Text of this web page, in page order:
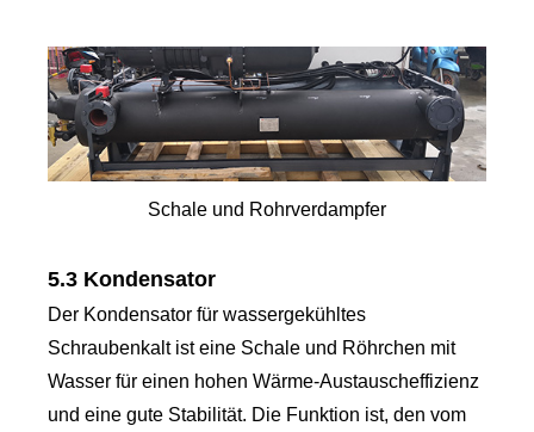
Schale und Rohrverdampfer
5.3 Kondensator
Der Kondensator für wassergekühltes
Schraubenkalt ist eine Schale und Röhrchen mit
Wasser für einen hohen Wärme-Austauscheffizienz
und eine gute Stabilität. Die Funktion ist, den vom